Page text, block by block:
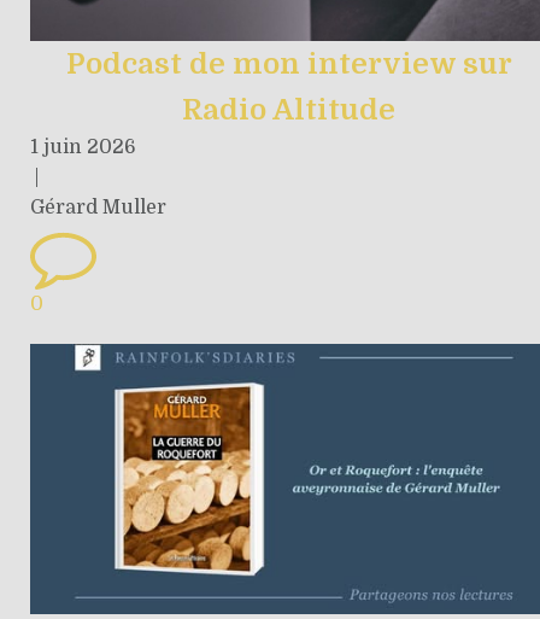
Podcast de mon interview sur
Radio Altitude
1 juin 2026
Gérard Muller
0